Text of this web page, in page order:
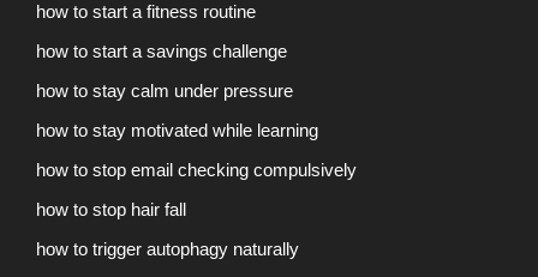
how to start a fitness routine
how to start a savings challenge
how to stay calm under pressure
how to stay motivated while learning
how to stop email checking compulsively
how to stop hair fall
how to trigger autophagy naturally